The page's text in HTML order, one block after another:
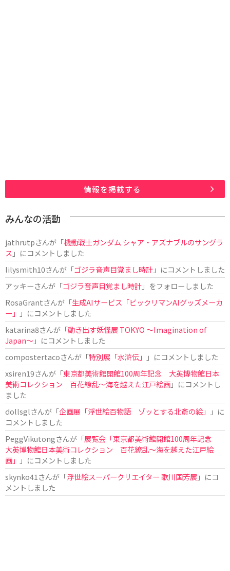
情報を掲載する
みんなの活動
jathrutpさんが「機動戦士ガンダム シャア・アズナブルのサングラ
ス 」にコメントしました
lilysmith10さんが「ゴジラ音声目覚まし時計」にコメントしました
アッキーさんが「ゴジラ音声目覚まし時計」をフォローしました
RosaGrantさんが「生成AIサービス「ビックリマンAIグッズメーカ
ー」
」にコメントしました
katarina8さんが「動き出す妖怪展 TOKYO 〜Imagination of
Japan〜」にコメントしました
compostertacoさんが「特別展「水滸伝」
」にコメントしました
xsiren19さんが「東京都美術館開館100周年記念 大英博物館日本
美術コレクション 百花繚乱～海を越えた江戸絵画」にコメントし
ました
dollsglさんが「企画展「浮世絵百物語 ゾッとする北斎の絵」
」に
コメントしました
PeggVikutongさんが「展覧会「東京都美術館開館100周年記念
大英博物館日本美術コレクション 百花繚乱〜海を越えた江戸絵
画」
」にコメントしました
skynko41 さんが「浮世絵スーパークリエイター 歌川国芳展 」にコ
メントしました